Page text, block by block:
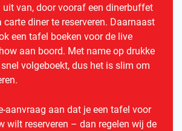
van, door vooraf een dinerbuffet
diner te reserveren. Daarnaast
een tafel boeken voor de live
aan boord. Met name op drukke
volgeboekt, dus het is slim om
aanvraag aan dat je een tafel voor
wilt reserveren – dan regelen wij de